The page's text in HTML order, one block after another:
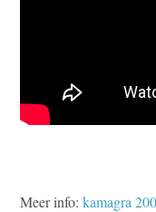
Meer info:kamagra